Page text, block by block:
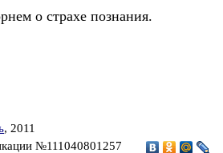
о страхе познания.
, 2011
№111040801257